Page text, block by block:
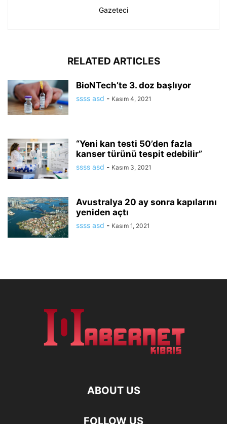
Gazeteci
RELATED ARTICLES
BioNTech’te 3. doz başlıyor
ssss asd - Kasım 4, 2021
“Yeni kan testi 50’den fazla
kanser türünü tespit edebilir”
ssss asd - Kasım 3, 2021
Avustralya 20 ay sonra kapılarını
yeniden açtı
ssss asd - Kasım 1, 2021
ABOUT US
FOLLOW US